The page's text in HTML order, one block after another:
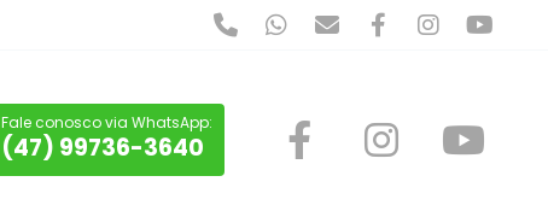
Fale conosco via WhatsApp:
(47) 99736-3640